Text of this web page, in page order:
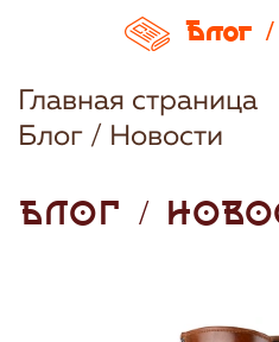
Блог
Главная страница
Блог / Новости
БЛОГ /